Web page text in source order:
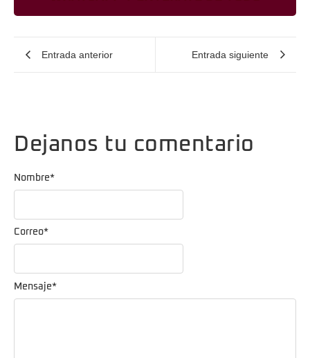
Entrada anterior Entrada siguiente
Dejanos tu comentario
Mensaje*
Nombre*
Correo*